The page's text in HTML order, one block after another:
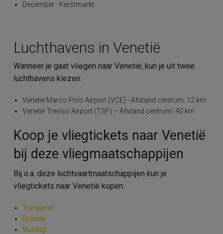
December - Kerstmarkt
Luchthavens in Venetië
Wanneer je gaat vliegen naar Venetië, kun je uit twee
luchthavens kiezen:
Venetië Marco Polo Airport (VCE) - Afstand centrum: 12 km
Venetië Treviso Airport (TSF) – Afstand centrum: 40 km
Koop je vliegtickets naar Venetië
bij deze vliegmaatschappijen
Bij o.a. deze luchtvaartmaatschappijen kun je
vliegtickets naar Venetië kopen:
Transavia
Ryanair
Vueling